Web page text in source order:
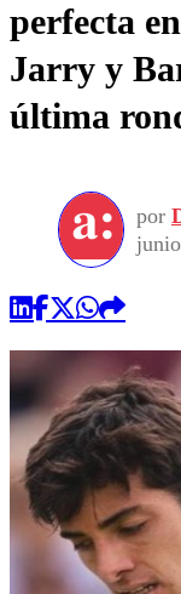
perfecta
Jarry y
última
por